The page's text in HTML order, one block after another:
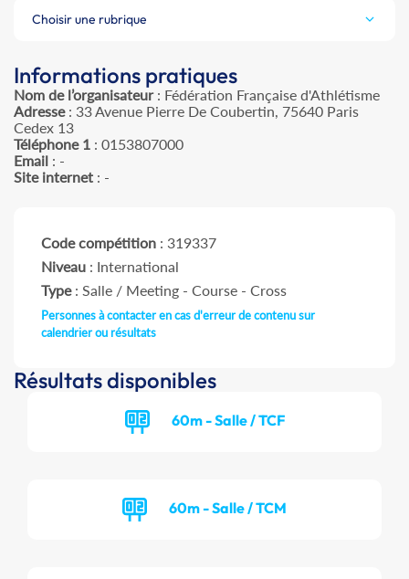
Choisir une rubrique
Informations pratiques
Nom de l’organisateur: Fédération Française d'Athlétisme
Adresse: 33 Avenue Pierre De Coubertin, 75640 Paris
Cedex 13
Téléphone 1 : 0153807000
Email : -
Site internet : -
Code compétition : 319337
Niveau : International
Type: Salle / Meeting - Course - Cross
Personnes à contacter en cas d'erreur de contenu sur
calendrier ou résultats
Résultats disponibles
60m - Salle / TCF
60m - Salle / TCM